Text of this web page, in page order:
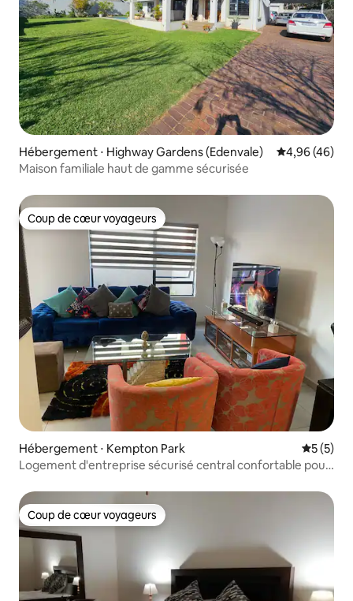
Hébergement ⋅ Highway Gardens (Edenvale) Évaluation
4,96 (46)
Maison familiale haut de gamme sécurisée
Coup de cœur voyageurs
Coup de cœur voyageurs
Hébergement ⋅ Kempton Park
5 (5)
Logement d'entreprise sécurisé central confortable pour
Coup de cœur voyageurs
Coup de cœur voyageurs